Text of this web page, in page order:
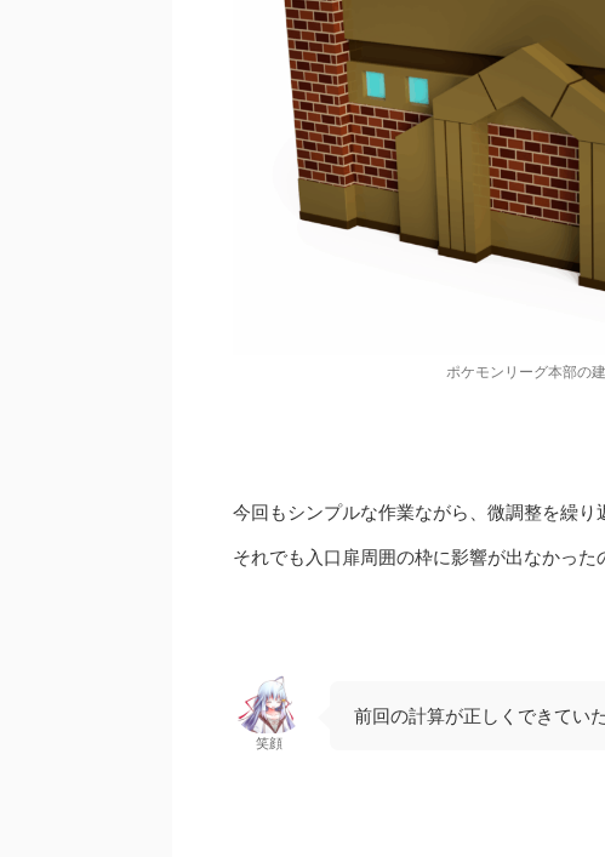
ポケモンリーグ本部の
今回もシンプルな作業ながら、微調整を繰り
それでも入口扉周囲の枠に影響が出なかった
笑顔
前回の計算が正しくできてい